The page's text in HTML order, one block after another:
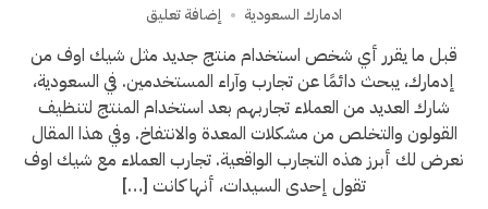
ادمارك السعودية
إضافة تعليق
شيك
اوف
في
السعودية
|
آراء
العملاء
قبل ما يقرر أي شخص استخدام منتج جديد مثل شيك اوف من
إدمارك، يبحث دائمًا عن تجارب وآراء المستخدمين. في السعودية،
شارك العديد من العملاء تجاربهم بعد استخدام المنتج لتنظيف
القولون والتخلص من مشكلات المعدة والانتفاخ. وفي هذا المقال
نعرض لك أبرز هذه التجارب الواقعية. تجارب العملاء مع شيك اوف
تقول إحدى السيدات، أنها كانت […]